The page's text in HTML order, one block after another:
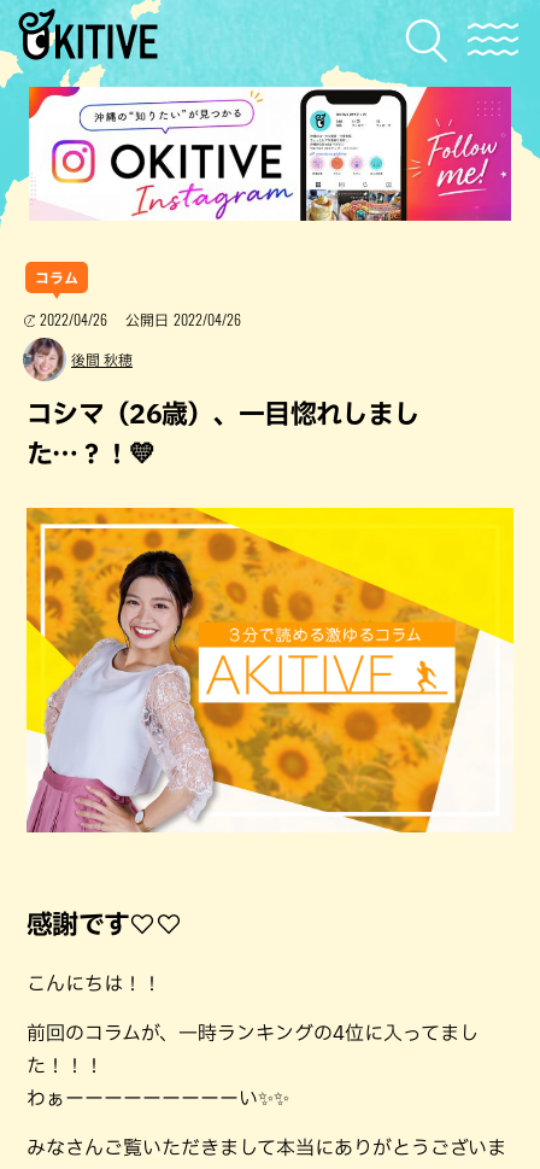
コラム
2022/04/26 公開日 2022/04/26
後間 秋穂
コシマ（26歳）、一目惚れしまし
た…？！💛
感謝です♡♡
こんにちは！！
前回のコラムが、一時ランキングの4位に入ってまし
た！！！
わぁーーーーーーーーーい✨✨
みなさんご覧いただきまして本当にありがとうございま